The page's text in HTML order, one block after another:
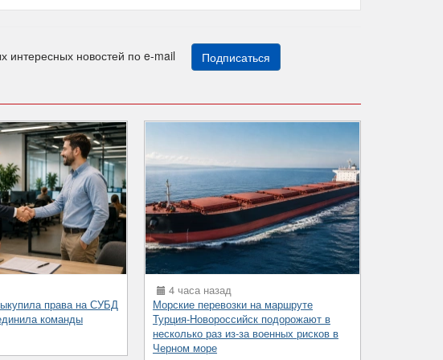
интересных новостей по e-mail Подписаться
права на СУБД
команды
4 часа назад
Морские перевозки на маршруте
Турция-Новороссийск подорожают в
несколько раз из-за военных рисков в
Черном море